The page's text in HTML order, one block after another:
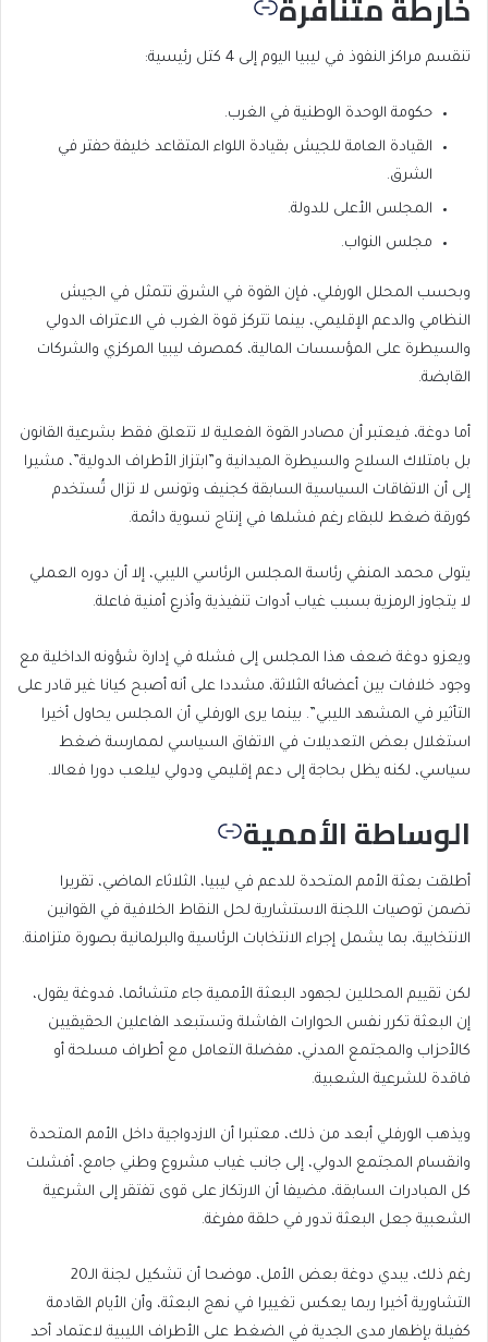
تنقسم مراكز النفوذ في ليبيا اليوم إلى 4 كتل رئيسية:
حكومة الوحدة الوطنية في الغرب.
القيادة العامة للجيش بقيادة اللواء المتقاعد خليفة حفتر في
الشرق.
المجلس الأعلى للدولة.
مجلس النواب.
وبحسب المحلل الورفلي، فإن القوة في الشرق تتمثل في الجيش
النظامي والدعم الإقليمي، بينما تتركز قوة الغرب في الاعتراف الدولي
والسيطرة على المؤسسات المالية، كمصرف ليبيا المركزي والشركات
القابضة.
أما دوغة، فيعتبر أن مصادر القوة الفعلية لا تتعلق فقط بشرعية القانون
بل بامتلاك السلاح والسيطرة الميدانية و”ابتزاز الأطراف الدولية”، مشيرا
إلى أن الاتفاقات السياسية السابقة كجنيف وتونس لا تزال تُستخدم
كورقة ضغط للبقاء رغم فشلها في إنتاج تسوية دائمة.
يتولى محمد المنفي رئاسة المجلس الرئاسي الليبي، إلا أن دوره العملي
لا يتجاوز الرمزية بسبب غياب أدوات تنفيذية وأذرع أمنية فاعلة.
ويعزو دوغة ضعف هذا المجلس إلى فشله في إدارة شؤونه الداخلية مع
وجود خلافات بين أعضائه الثلاثة، مشددا على أنه أصبح كيانا غير قادر على
التأثير في المشهد الليبي”. بينما يرى الورفلي أن المجلس يحاول أخيرا
استغلال بعض التعديلات في الاتفاق السياسي لممارسة ضغط
سياسي، لكنه يظل بحاجة إلى دعم إقليمي ودولي ليلعب دورا فعالا.
الوساطة الأممية
أطلقت بعثة الأمم المتحدة للدعم في ليبيا، الثلاثاء الماضي، تقريرا
تضمن توصيات اللجنة الاستشارية لحل النقاط الخلافية في القوانين
الانتخابية، بما يشمل إجراء الانتخابات الرئاسية والبرلمانية بصورة متزامنة.
لكن تقييم المحللين لجهود البعثة الأممية جاء متشائما، فدوغة يقول،
إن البعثة تكرر نفس الحوارات الفاشلة وتستبعد الفاعلين الحقيقيين
كالأحزاب والمجتمع المدني، مفضلة التعامل مع أطراف مسلحة أو
فاقدة للشرعية الشعبية.
ويذهب الورفلي أبعد من ذلك، معتبرا أن الازدواجية داخل الأمم المتحدة
وانقسام المجتمع الدولي، إلى جانب غياب مشروع وطني جامع، أفشلت
كل المبادرات السابقة، مضيفا أن الارتكاز على قوى تفتقر إلى الشرعية
الشعبية جعل البعثة تدور في حلقة مفرغة.
رغم ذلك، يبدي دوغة بعض الأمل، موضحا أن تشكيل لجنة الـ20
التشاورية أخيرا ربما يعكس تغييرا في نهج البعثة، وأن الأيام القادمة
كفيلة بإظهار مدى الجدية في الضغط على الأطراف الليبية لاعتماد أحد